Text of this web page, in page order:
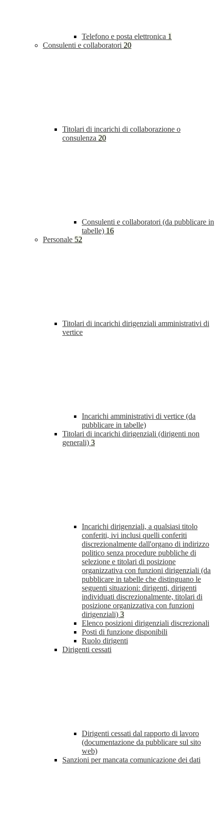
Telefono e posta elettronica 1
Consulenti e collaboratori 20
Titolari di incarichi di collaborazione o
consulenza 20
Consulenti e collaboratori (da pubblicare in
tabelle) 16
Personale 52
Titolari di incarichi dirigenziali amministrativi di
vertice
Incarichi amministrativi di vertice (da
pubblicare in tabelle)
Titolari di incarichi dirigenziali (dirigenti non
generali) 3
Incarichi dirigenziali, a qualsiasi titolo
conferiti, ivi inclusi quelli conferiti
discrezionalmente dall'organo di indirizzo
politico senza procedure pubbliche di
selezione e titolari di posizione
organizzativa con funzioni dirigenziali (da
pubblicare in tabelle che distinguano le
seguenti situazioni: dirigenti, dirigenti
individuati discrezionalmente, titolari di
posizione organizzativa con funzioni
dirigenziali) 3
Elenco posizioni dirigenziali discrezionali
Posti di funzione disponibili
Ruolo dirigenti
Dirigenti cessati
Dirigenti cessati dal rapporto di lavoro
(documentazione da pubblicare sul sito
web)
Sanzioni per mancata comunicazione dei dati